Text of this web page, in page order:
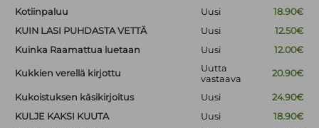
Kotiinpaluu Uusi
18.90€
KUIN LASI PUHDASTA VETTÄ
Uusi
12.50€
Kuinka Raamattua luetaan
Uusi 12.00€
Kukkien verellä kirjottu
Uutta
vastaava
20.90€
Kukoistuksen käsikirjoitus Uusi
24.90€
KULJE KAKSI KUUTA
Uusi
18.90€